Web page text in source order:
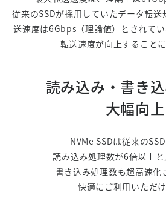
従来のSSDが採用していたデータ転送
送速度は6Gbps（理論値）とされてい
転送速度が向上することに
読み込み・書き
大幅向上
NVMe SSDは従来の
読み込み処理数が6倍以上と
書き込み処理数も超高速化
快適にご利用いただけ